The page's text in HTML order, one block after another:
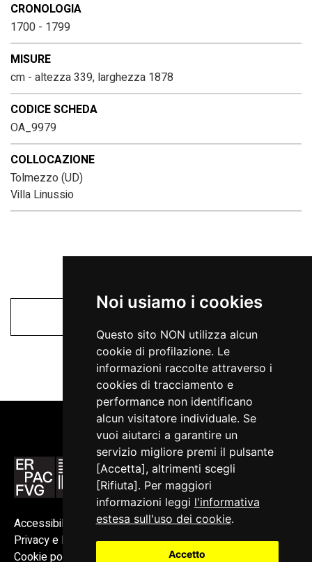
Noi usiamo i cookies
Questo sito NON utilizza alcun
cookie di profilazione. Le
informazioni raccolte attraverso i
cookies di tracciamento e
performance non identificano
alcun visitatore individuale. Se
vuoi aiutarci a garantire un
servizio migliore premi il pulsante
[Accetta], altrimenti scegli
[Rifiuta]. Per maggiori
informazioni leggi l'informativa
estesa sull'uso dei cookie.
Accetto
CRONOLOGIA
1700 - 1799
MISURE
cm - altezza 339, larghezza 1878
CODICE SCHEDA
OA_9979
COLLOCAZIONE
Tolmezzo (UD)
Villa Linussio
Accessibilità
Privacy e Note legali
Cookie policy